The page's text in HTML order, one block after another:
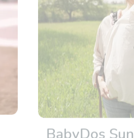
BabyDos Sun